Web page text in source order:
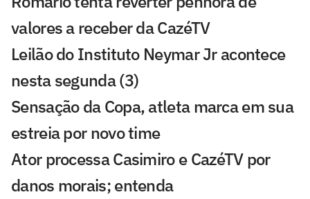
valores a receber da CazéTV
Leilão do Instituto Neymar Jr acontece
nesta segunda (3)
Sensação da Copa, atleta marca em sua
estreia por novo time
Ator processa Casimiro e CazéTV por
danos morais; entenda